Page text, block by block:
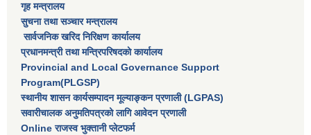
गृह मन्त्रालय
सुचना तथा सञ्चार मन्त्रालय
सार्वजनिक खरिद निरिक्षण कार्यालय
प्रधानमन्त्री तथा मन्त्रिपरिषदकाे कार्यालय
Provincial and Local Governance Support
Program(PLGSP)
स्थानीय शासन कार्यसम्पादन मूल्याङ्कन प्रणाली (LGPAS)
सवारीचालक अनुमतिपत्रको लागि आवेदन प्रणाली
Online राजस्व भुक्तानी प्लेटफर्म